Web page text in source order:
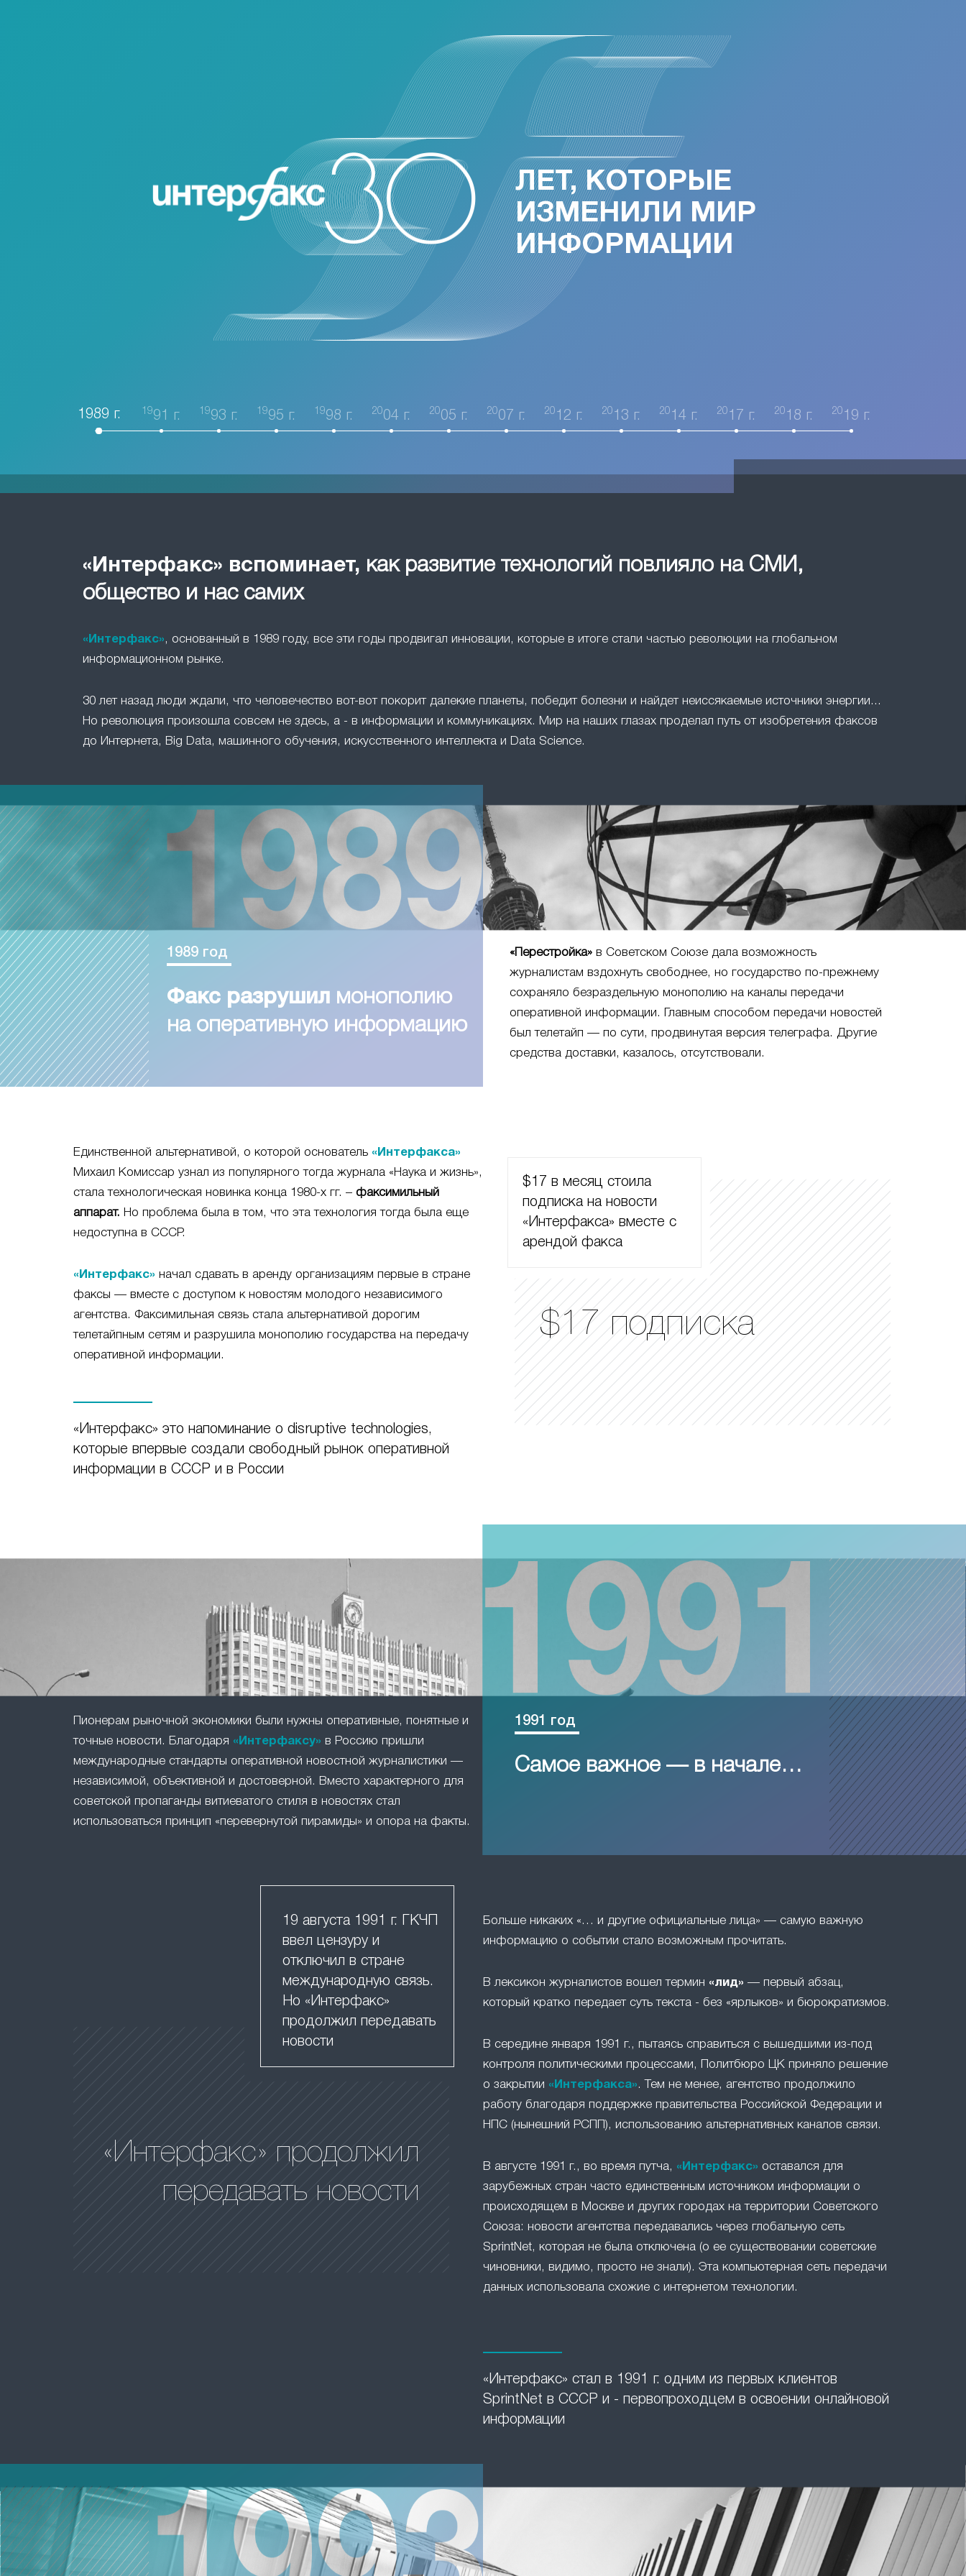
ЛЕТ, КОТОРЫЕ
ИЗМЕНИЛИ МИР
ИНФОРМАЦИИ
1989 г. 1991 г. 1993 г. 1995 г. 1998 г. 2004 г. 2005 г. 2007 г. 20 12 г. 20 13 г. 20 14 г. 20 17 г. 20 18 г. 20 19 г.
«Интерфакс» вспоминает, как развитие технологий повлияло на СМИ,
общество и нас самих
«Интерфакс», основанный в 1989 году, все эти годы продвигал инновации, которые в итоге стали частью революции на глобальном
информационном рынке.
30 лет назад люди ждали, что человечество вот-вот покорит далекие планеты, победит болезни и найдет неиссякаемые источники энергии...
Но революция произошла совсем не здесь, а - в информации и коммуникациях. Мир на наших глазах проделал путь от изобретения факсов
до Интернета, Big Data, машинного обучения, искусственного интеллекта и Data Science.
1989 год
Факс разрушил
монополию
на оперативную информацию
«Перестройка» в Советском Союзе дала возможность
журналистам вздохнуть свободнее, но государство по-прежнему
сохраняло безраздельную монополию на каналы передачи
оперативной информации. Главным способом передачи новостей
был телетайп — по сути, продвинутая версия телеграфа. Другие
средства доставки, казалось, отсутствовали.
Единственной альтернативой, о которой основатель «Интерфакса»
Михаил Комиссар узнал из популярного тогда журнала «Наука и жизнь»,
стала технологическая новинка конца 1980-х гг. – факсимильный
аппарат. Но проблема была в том, что эта технология тогда была еще
недоступна в СССР.
«Интерфакс» начал сдавать в аренду организациям первые в стране
факсы — вместе с доступом к новостям молодого независимого
агентства. Факсимильная связь стала альтернативой дорогим
телетайпным сетям и разрушила монополию государства на передачу
оперативной информации.
«Интерфакс» это напоминание о disruptive technologies,
которые впервые создали свободный рынок оперативной
информации в СССР и в России
$17 в месяц стоила
подписка на новости
«Интерфакса» вместе с
арендой факса
$17 подписка
Пионерам рыночной экономики были нужны оперативные, понятные и
точные новости. Благодаря «Интерфаксу» в Россию пришли
международные стандарты оперативной новостной журналистики —
независимой, объективной и достоверной. Вместо характерного для
советской пропаганды витиеватого стиля в новостях стал
использоваться принцип «перевернутой пирамиды» и опора на факты.
1991 год
Самое важное — в начале…
19 августа 1991 г. ГКЧП
ввел цензуру и
отключил в стране
международную связь.
Но «Интерфакс»
продолжил передавать
новости
«Интерфакс» продолжил
передавать новости
Больше никаких «… и другие официальные лица» — самую важную
информацию о событии стало возможным прочитать.
В лексикон журналистов вошел термин «лид» — первый абзац,
который кратко передает суть текста - без «ярлыков» и бюрократизмов.
В середине января 1991 г., пытаясь справиться с вышедшими из-под
контроля политическими процессами, Политбюро ЦК приняло решение
о закрытии «Интерфакса». Тем не менее, агентство продолжило
работу благодаря поддержке правительства Российской Федерации и
НПС (нынешний РСПП), использованию альтернативных каналов связи.
В августе 1991 г., во время путча, «Интерфакс» оставался для
зарубежных стран часто единственным источником информации о
происходящем в Москве и других городах на территории Советского
Союза: новости агентства передавались через глобальную сеть
SprintNet, которая не была отключена (о ее существовании советские
чиновники, видимо, просто не знали). Эта компьютерная сеть передачи
данных использовала схожие с интернетом технологии.
«Интерфакс» стал в 1991 г. одним из первых клиентов
SprintNet в СССР и - первопроходцем в освоении онлайновой
информации